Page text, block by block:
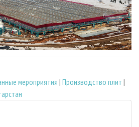
мероприятия | Производство плит |